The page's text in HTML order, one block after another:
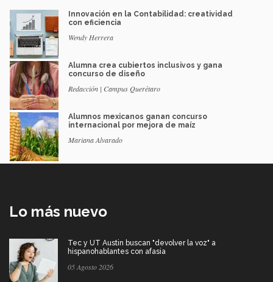
Innovación en la Contabilidad: creatividad
con eficiencia
Wendy Herrera
Alumna crea cubiertos inclusivos y gana
concurso de diseño
Redacción | Campus Querétaro
Alumnos mexicanos ganan concurso
internacional por mejora de maíz
Mariana Alvarado
Lo más nuevo
Tec y UT Austin buscan "devolver la voz" a
hispanohablantes con afasia
05 Agosto 2026